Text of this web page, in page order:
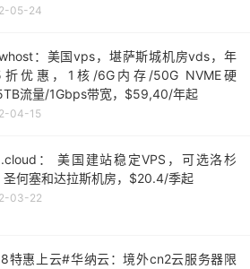
05-24
：美国vps，堪萨斯城机房vds，年
优惠，1核/6G内存/50G NVME硬
流量/1Gbps带宽，$59,40/年起
04-15
： 美国建站稳定VPS，可选洛杉
圣何塞和达拉斯机房，$20.4/季起
03-22
特惠上云#华纳云：境外cn2云服务器限